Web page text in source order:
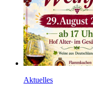
Aktuelles